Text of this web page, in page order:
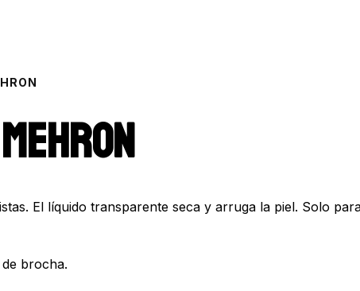
El líquido transparente seca y arruga la piel. Solo
brocha.